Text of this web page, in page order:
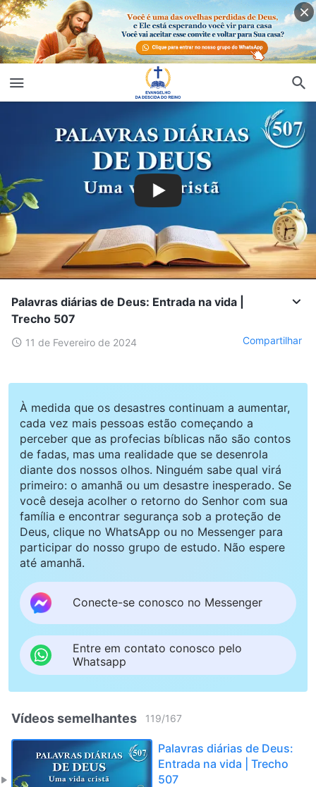
Palavras diárias de Deus: Entrada na vida |
Trecho 507
11 de Fevereiro de 2024 Compartilhar
À medida que os desastres continuam a aumentar,
cada vez mais pessoas estão começando a
perceber que as profecias bíblicas não são contos
de fadas, mas uma realidade que se desenrola
diante dos nossos olhos. Ninguém sabe qual virá
primeiro: o amanhã ou um desastre inesperado. Se
você deseja acolher o retorno do Senhor com sua
família e encontrar segurança sob a proteção de
Deus, clique no WhatsApp ou no Messenger para
participar do nosso grupo de estudo. Não espere
até amanhã.
Conecte-se conosco no Messenger
Entre em contato conosco pelo
Whatsapp
Vídeos semelhantes 119/167
Palavras diárias de Deus:
Entrada na vida | Trecho
507